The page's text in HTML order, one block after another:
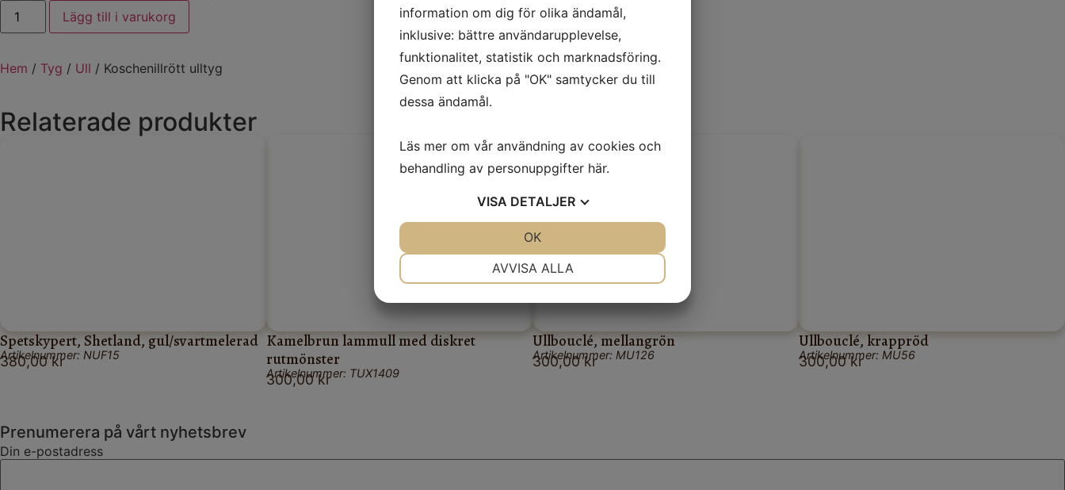
Lägg till i varukorg
Hem / Tyg / Ull / Koschenillrött ulltyg
Relaterade produkter
Spetskypert, Shetland, gul/svartmelerad
Artikelnummer: NUF15
380,00kr
Kamelbrun lammull med diskret
rutmönster
Artikelnummer: TUX1409
300,00kr
Ullbouclé, mellangrön
Artikelnummer: MU126
300,00kr
Ullbouclé, krappröd
Artikelnummer: MU56
300,00kr
Prenumerera på vårt nyhetsbrev
Din e-postadress
information om dig för olika ändamål,
inklusive: bättre användarupplevelse,
funktionalitet, statistik och marknadsföring.
Genom att klicka på "OK" samtycker du till
dessa ändamål.
Läs mer om vår användning av cookies och
behandling av personuppgifter här.
VISA DETALJER
AVVISA ALLA
OK